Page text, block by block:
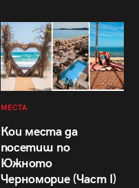
МЕСТА
Кои места да
посетиш по
Южното
Черноморие (Част I)